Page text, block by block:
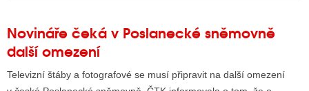
INTERNET
Novináře čeká v Poslanecké sněmovně
další omezení
Televizní štáby a fotografové se musí připravit na další omezení